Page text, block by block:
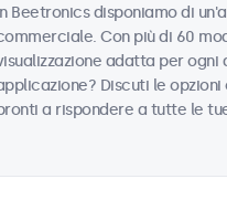
Beetronics disponiamo di
Con più di 60
adatta per
Discuti le
a rispondere a tutte le